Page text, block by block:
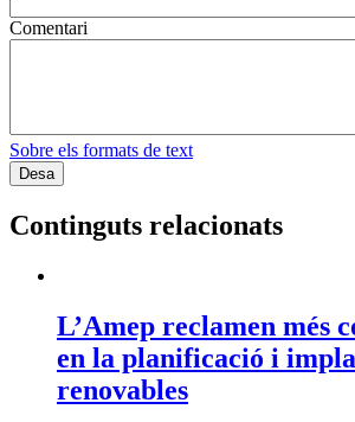
Comentari
Sobre els formats de text
Continguts relacionats
L’Amep reclamen més
en la planificació i
renovables